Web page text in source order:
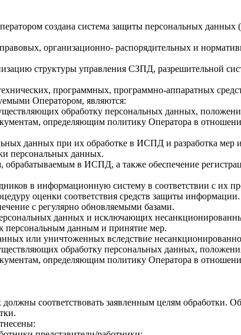
создана система защиты персональных
организационно- распорядительных и
структуры управления СЗПД, разрешительной
программных, программно-аппаратных
Оператором, являются:
обработку персональных данных,
определяющим политику Оператора в
данных при их обработке в ИСПД и разработка
персональных данных.
в ИСПД, а также обеспечение
в информационную систему в соответствии с их
оценки соответствия средств защиты информации.
с регулярно обновляемыми базами.
данных и исключающих
персональным данным и принятие мер.
или уничтоженных вследствие
обработку персональных данных,
определяющим политику Оператора в
соответствовать заявленным целям обработки.